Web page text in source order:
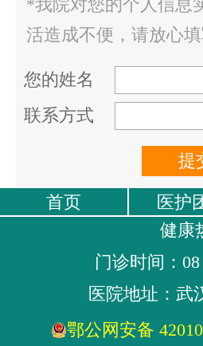
*我院对您的个人信息
活造成不便，请放心填
您的姓名
联系方式
首页 医护
健康
门诊时间：
医院地址：武
鄂公网安备